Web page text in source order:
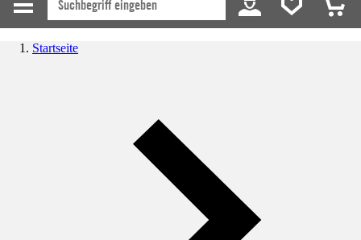
Startseite